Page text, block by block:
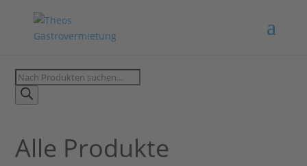
Products
search
Alle Produkte